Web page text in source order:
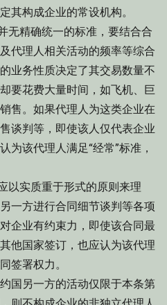
其构成企业的常设机构。
精确统一的标准，要结合合
代理人相关活动的频率等综合
业务性质决定了其交易数量不
要花费大量时间，如飞机、巨
售。如果代理人为这类企业在
谈判等，即使该人仅代表企业
为该代理人满足“经常”标准，
实质重于形式的原则来理
一方进行合同细节谈判等各项
企业有约束力，即使该合同最
他国家签订，也应认为该代理
签署权力。
另一方的活动仅限于本条第